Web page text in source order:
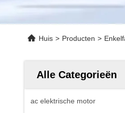
Huis > Producten >
Alle Categorieën
ac elektrische motor